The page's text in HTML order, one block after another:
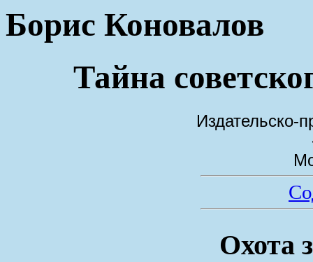
Борис Коновалов
Тайна
Издательско-
Охота